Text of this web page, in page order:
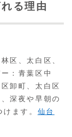
る理由
区、太白区、
：青葉区中
卸町、太白区
深夜や早朝の
ます。 仙台